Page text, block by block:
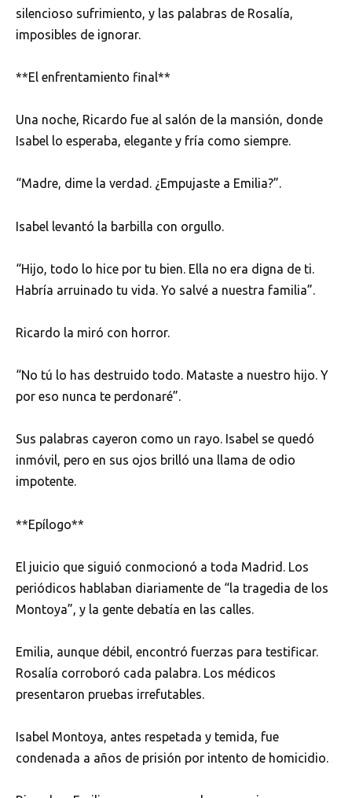
silencioso sufrimiento, y las palabras de Rosalía,
imposibles de ignorar.
**El enfrentamiento final**
Una noche, Ricardo fue al salón de la mansión, donde
Isabel lo esperaba, elegante y fría como siempre.
“Madre, dime la verdad. ¿Empujaste a Emilia?”.
Isabel levantó la barbilla con orgullo.
“Hijo, todo lo hice por tu bien. Ella no era digna de ti.
Habría arruinado tu vida. Yo salvé a nuestra familia”.
Ricardo la miró con horror.
“No tú lo has destruido todo. Mataste a nuestro hijo. Y
por eso nunca te perdonaré”.
Sus palabras cayeron como un rayo. Isabel se quedó
inmóvil, pero en sus ojos brilló una llama de odio
impotente.
**Epílogo**
El juicio que siguió conmocionó a toda Madrid. Los
periódicos hablaban diariamente de “la tragedia de los
Montoya”, y la gente debatía en las calles.
Emilia, aunque débil, encontró fuerzas para testificar.
Rosalía corroboró cada palabra. Los médicos
presentaron pruebas irrefutables.
Isabel Montoya, antes respetada y temida, fue
condenada a años de prisión por intento de homicidio.